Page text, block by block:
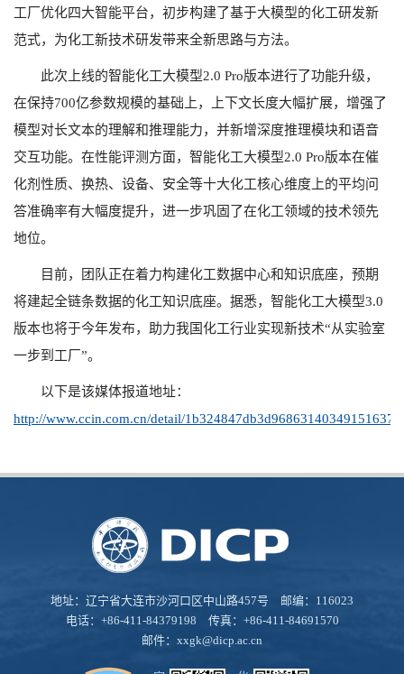
工厂优化四大智能平台，初步构建了基于大模型的化工研发新
范式，为化工新技术研发带来全新思路与方法。
此次上线的智能化工大模型2.0 Pro版本进行了功能升级，
在保持700亿参数规模的基础上，上下文长度大幅扩展，增强了
模型对长文本的理解和推理能力，并新增深度推理模块和语音
交互功能。在性能评测方面，智能化工大模型2.0 Pro版本在催
化剂性质、换热、设备、安全等十大化工核心维度上的平均问
答准确率有大幅度提升，进一步巩固了在化工领域的技术领先
地位。
目前，团队正在着力构建化工数据中心和知识底座，预期
将建起全链条数据的化工知识底座。据悉，智能化工大模型3.0
版本也将于今年发布，助力我国化工行业实现新技术“从实验室
一步到工厂”。
以下是该媒体报道地址：
http://www.ccin.com.cn/detail/
地址：辽宁省大连市沙河口区中山路457号 邮编：116023
电话：+86-411-84379198 传真：+86-411-84691570
邮件： xxgk@dicp.ac.cn